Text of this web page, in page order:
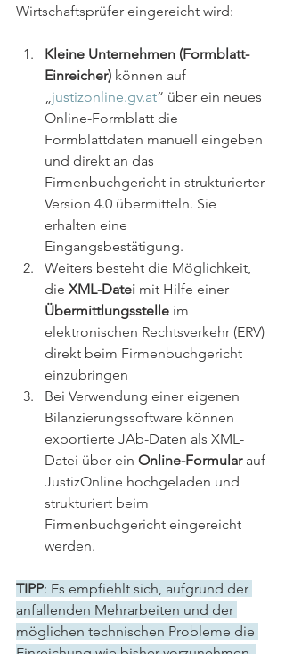
Wirtschaftsprüfer eingereicht wird:
Kleine Unternehmen (Formblatt-
Einreicher) können auf
„justizonline.gv.at“ über ein neues
Online-Formblatt die
Formblattdaten manuell eingeben
und direkt an das
Firmenbuchgericht in strukturierter
Version 4.0 übermitteln. Sie
erhalten eine
Eingangsbestätigung.
Weiters besteht die Möglichkeit,
die XML-Datei mit Hilfe einer
Übermittlungsstelle im
elektronischen Rechtsverkehr (ERV)
direkt beim Firmenbuchgericht
einzubringen
Bei Verwendung einer eigenen
Bilanzierungssoftware können
exportierte JAb-Daten als XML-
Datei über ein Online-Formular auf
JustizOnline hochgeladen und
strukturiert beim
Firmenbuchgericht eingereicht
werden.
TIPP: Es empfiehlt sich, aufgrund der
anfallenden Mehrarbeiten und der
möglichen technischen Probleme die